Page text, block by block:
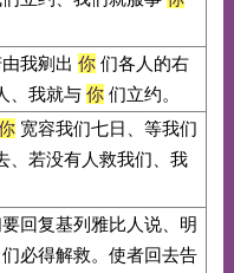
我剜出 你们各人的右
、我就与 你们立约。
宽容我们七日、等我们
、若没有人救我们、我
回复基列雅比人说、明
必得解救。使者回去告